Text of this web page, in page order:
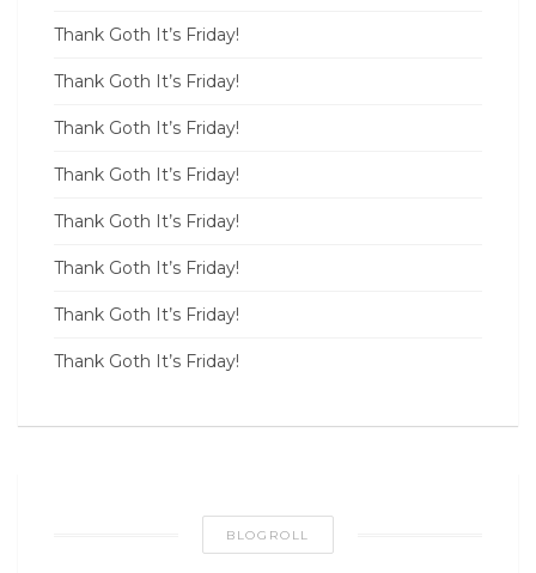
Thank Goth It’s Friday!
Thank Goth It’s Friday!
Thank Goth It’s Friday!
Thank Goth It’s Friday!
Thank Goth It’s Friday!
Thank Goth It’s Friday!
Thank Goth It’s Friday!
Thank Goth It’s Friday!
BLOGROLL